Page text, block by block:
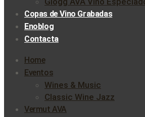
Copas de Vino Grabadas
Enoblog
Contacta
Home
Eventos
Wines & Music
Classic Wine Jazz
Vermut AVA